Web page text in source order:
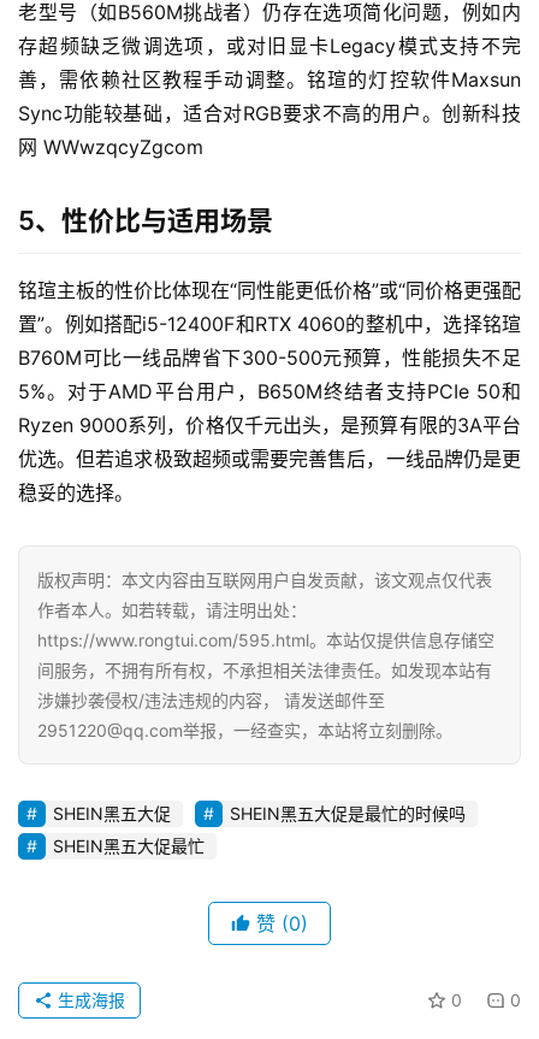
G
E
O
优
A
观
察
电
商
运
营
播
带
货
引
流
私
问
答
老型号（如B560M挑战者）仍存在选项简化问题，例如内
存超频缺乏微调选项，或对旧显卡Legacy模式支持不完
善，需依赖社区教程手动调整。铭瑄的灯控软件Maxsun
Sync功能较基础，适合对RGB要求不高的用户。创新科技
网 WWwzqcyZgcom
5、性价比与适用场景
铭瑄主板的性价比体现在“同性能更低价格”或“同价格更强配
置”。例如搭配i5-12400F和RTX 4060的整机中，选择铭瑄
B760M可比一线品牌省下300-500元预算，性能损失不足
5%。对于AMD平台用户，B650M终结者支持PCIe 50和
Ryzen 9000系列，价格仅千元出头，是预算有限的3A平台
优选。但若追求极致超频或需要完善售后，一线品牌仍是更
稳妥的选择。
版权声明：本文内容由互联网用户自发贡献，该文观点仅代表
作者本人。如若转载，请注明出处：
https://www.rongtui.com/595.html。本站仅提供信息存储空
间服务，不拥有所有权，不承担相关法律责任。如发现本站有
涉嫌抄袭侵权/违法违规的内容， 请发送邮件至
2951220@qq.com举报，一经查实，本站将立刻删除。
SHEIN黑五大促
SHEIN黑五大促是最忙的时候吗
SHEIN黑五大促最忙
赞 (0)
0 0
生成海报